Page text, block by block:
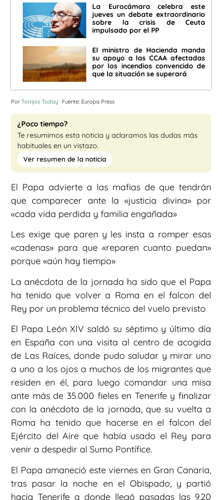
La Eurocámara celebra este
jueves un debate extraordinario
sobre la crisis de Ceuta
impulsado por el PP
El ministro de Hacienda manda
su apoyo a las CCAA afectadas
por los incendios convencido de
que la situación se superará
Por Torrijos Today · Fuente: Europa Press
¿Poco tiempo?
Te resumimos esta noticia y aclaramos las dudas más
habituales en un vistazo.
Ver resumen de la noticia
El Papa advierte a las mafias de que tendrán
que comparecer ante la «justicia divina» por
«cada vida perdida y familia engañada»
Les exige que paren y les insta a romper esas
«cadenas» para que «reparen cuanto puedan»
porque «aún hay tiempo»
La anécdota de la jornada ha sido que el Papa
ha tenido que volver a Roma en el falcon del
Rey por un problema técnico del vuelo previsto
El Papa León XIV saldó su séptimo y último día
en España con una visita al centro de acogida
de Las Raíces, donde pudo saludar y mirar uno
a uno a los ojos a muchos de los migrantes que
residen en él, para luego comandar una misa
ante más de 35.000 fieles en Tenerife y finalizar
con la anécdota de la jornada, que su vuelta a
Roma ha tenido que hacerse en el falcon del
Ejército del Aire que había usado el Rey para
venir a despedir al Sumo Pontífice.
El Papa amaneció este viernes en Gran Canaria,
tras pasar la noche en el Obispado, y partió
hacia Tenerife a donde llegó pasadas las 9.20